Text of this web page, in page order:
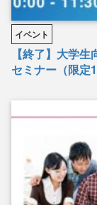
イベント
【終了】大学
セミナー（限定